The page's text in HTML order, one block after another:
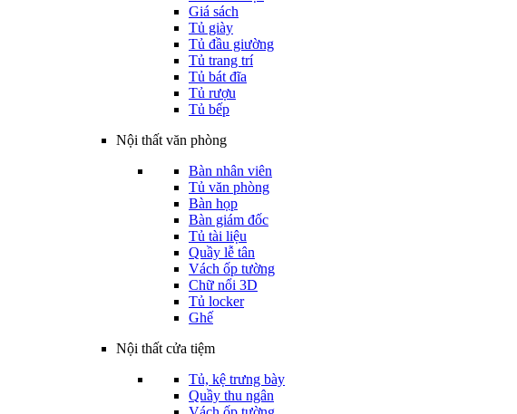
Giá sách
Tủ giày
Tủ đầu giường
Tủ trang trí
Tủ bát đĩa
Tủ rượu
Tủ bếp
Nội thất văn phòng
Bàn nhân viên
Tủ văn phòng
Bàn họp
Bàn giám đốc
Tủ tài liệu
Quầy lễ tân
Vách ốp tường
Chữ nổi 3D
Tủ locker
Ghế
Nội thất cửa tiệm
Tủ, kệ trưng bày
Quầy thu ngân